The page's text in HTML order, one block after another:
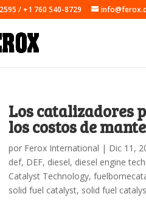
/ +1 760 540-8729
Los catalizadores
los costos de
por Ferox International | Dic 11,
def, DEF, diesel, diesel engine
Catalyst Technology,
solid fuel catalyst, solid fuel